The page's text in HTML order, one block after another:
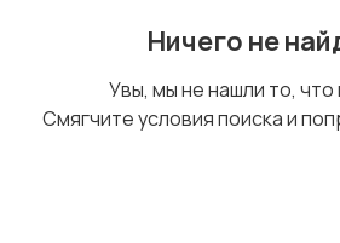
Ничего не
Увы, мы не нашли то, что
Смягчите условия поиска и